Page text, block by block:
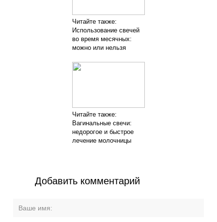
Читайте также:
Использование свечей
во время месячных:
можно или нельзя
Читайте также:
Вагинальные свечи:
недорогое и быстрое
лечение молочницы
Добавить комментарий